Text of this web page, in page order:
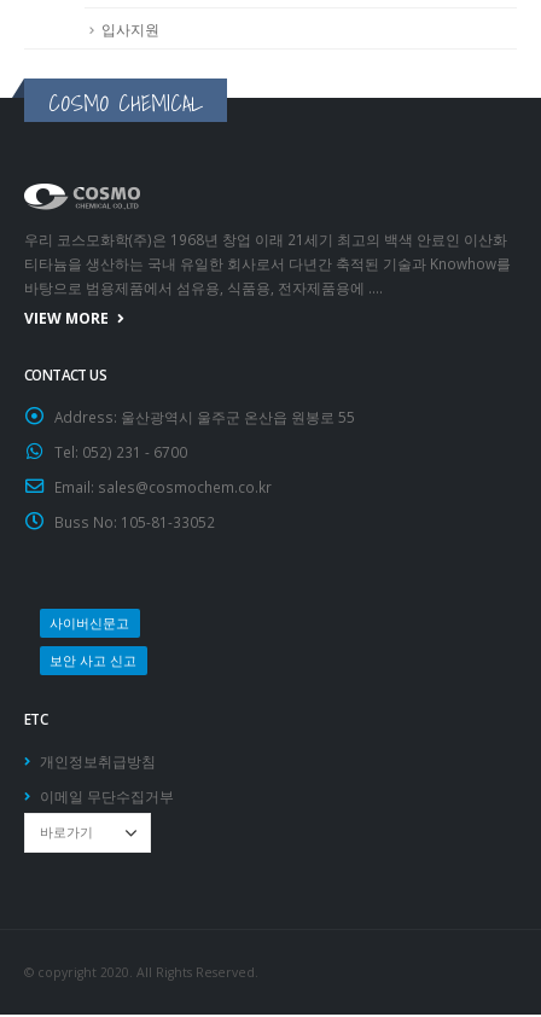
입사지원
COSMO CHEMICAL
우리 코스모화학(주)은 1968년 창업 이래 21세기 최고의 백색 안료인 이산화
티타늄을 생산하는 국내 유일한 회사로서 다년간 축적된 기술과 Knowhow를
바탕으로 범용제품에서 섬유용, 식품용, 전자제품용에 ….
VIEW MORE
CONTACT US
Address: 울산광역시 울주군 온산읍 원봉로 55
Tel: 052) 231 - 6700
Email: sales@cosmochem.co.kr
Buss No: 105-81-33052
사이버신문고
보안 사고 신고
ETC
개인정보취급방침
이메일 무단수집거부
© copyright 2020. All Rights Reserved.